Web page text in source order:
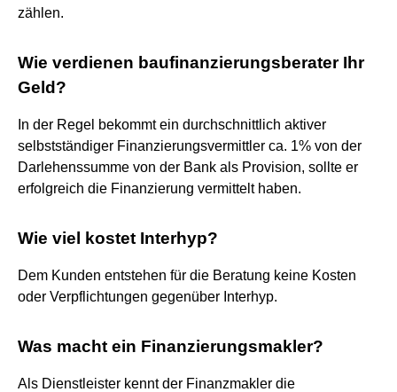
zählen.
Wie verdienen baufinanzierungsberater Ihr
Geld?
In der Regel bekommt ein durchschnittlich aktiver
selbstständiger Finanzierungsvermittler ca. 1% von der
Darlehenssumme von der Bank als Provision, sollte er
erfolgreich die Finanzierung vermittelt haben.
Wie viel kostet Interhyp?
Dem Kunden entstehen für die Beratung keine Kosten
oder Verpflichtungen gegenüber Interhyp.
Was macht ein Finanzierungsmakler?
Als Dienstleister kennt der Finanzmakler die